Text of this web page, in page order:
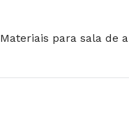
Materiais para sala de